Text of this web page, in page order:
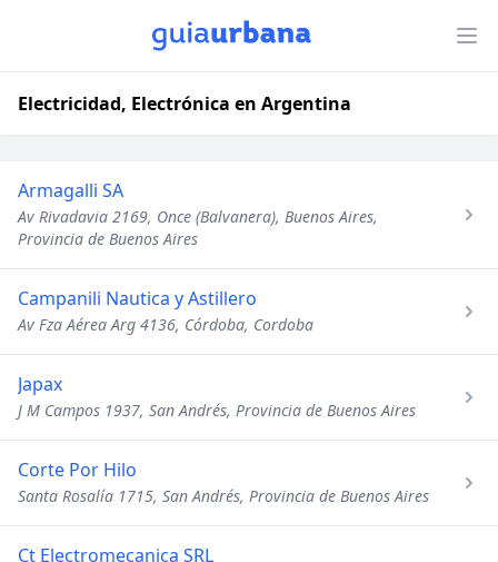
Electricidad, Electrónica en Argentina
Armagalli SA
Av Rivadavia 2169, Once (Balvanera), Buenos Aires,
Provincia de Buenos Aires
Campanili Nautica y Astillero
Av Fza Aérea Arg 4136, Córdoba, Cordoba
Japax
J M Campos 1937, San Andrés, Provincia de Buenos Aires
Corte Por Hilo
Santa Rosalía 1715, San Andrés, Provincia de Buenos Aires
Ct Electromecanica SRL